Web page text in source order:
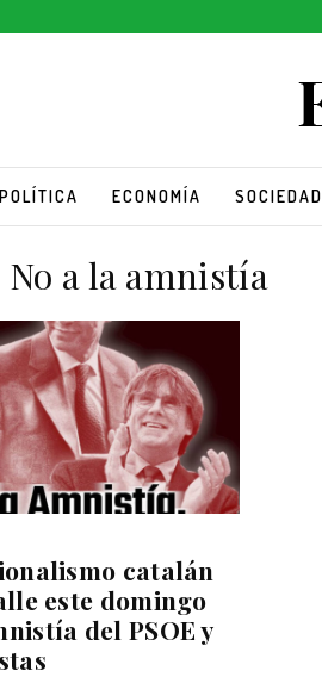
POLÍTICA ECONOMÍA SOCIEDAD
No a la amnistía
catalán
este domingo
del PSOE y